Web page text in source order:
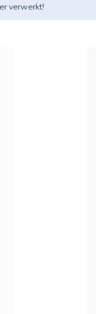
verwerkt!